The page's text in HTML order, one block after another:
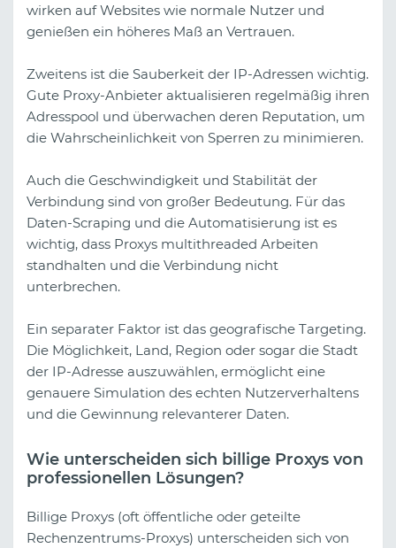
wirken auf Websites wie normale Nutzer und
genießen ein höheres Maß an Vertrauen.
Zweitens ist die Sauberkeit der IP-Adressen wichtig.
Gute Proxy-Anbieter aktualisieren regelmäßig ihren
Adresspool und überwachen deren Reputation, um
die Wahrscheinlichkeit von Sperren zu minimieren.
Auch die Geschwindigkeit und Stabilität der
Verbindung sind von großer Bedeutung. Für das
Daten-Scraping und die Automatisierung ist es
wichtig, dass Proxys multithreaded Arbeiten
standhalten und die Verbindung nicht
unterbrechen.
Ein separater Faktor ist das geografische Targeting.
Die Möglichkeit, Land, Region oder sogar die Stadt
der IP-Adresse auszuwählen, ermöglicht eine
genauere Simulation des echten Nutzerverhaltens
und die Gewinnung relevanterer Daten.
Wie unterscheiden sich billige Proxys von
professionellen Lösungen?
Billige Proxys (oft öffentliche oder geteilte
Rechenzentrums-Proxys) unterscheiden sich von